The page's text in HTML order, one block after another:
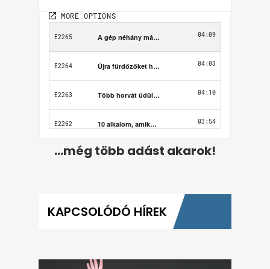
...még több adást akarok!
KAPCSOLÓDÓ HÍREK